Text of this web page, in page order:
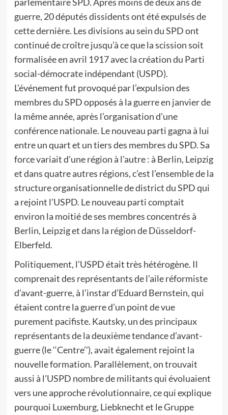
guerre, 20 députés dissidents ont été expulsés de
cette dernière. Les divisions au sein du SPD ont
continué de croître jusqu’à ce que la scission soit
formalisée en avril 1917 avec la création du Parti
social-démocrate indépendant (USPD).
L’événement fut provoqué par l’expulsion des
membres du SPD opposés à la guerre en janvier de
la même année, après l’organisation d’une
conférence nationale. Le nouveau parti gagna à lui
entre un quart et un tiers des membres du SPD. Sa
force variait d’une région à l’autre : à Berlin, Leipzig
et dans quatre autres régions, c’est l’ensemble de la
structure organisationnelle de district du SPD qui
a rejoint l’USPD. Le nouveau parti comptait
environ la moitié de ses membres concentrés à
Berlin, Leipzig et dans la région de Düsseldorf-
Elberfeld.
Politiquement, l’USPD était très hétérogène. Il
comprenait des représentants de l’aile réformiste
d’avant-guerre, à l’instar d’Eduard Bernstein, qui
étaient contre la guerre d’un point de vue
purement pacifiste. Kautsky, un des principaux
représentants de la deuxième tendance d’avant-
guerre (le ‘‘Centre’’), avait également rejoint la
nouvelle formation. Parallèlement, on trouvait
aussi à l’USPD nombre de militants qui évoluaient
vers une approche révolutionnaire, ce qui explique
pourquoi Luxemburg, Liebknecht et le Gruppe